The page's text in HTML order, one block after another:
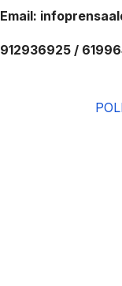
Email:
912936925 /